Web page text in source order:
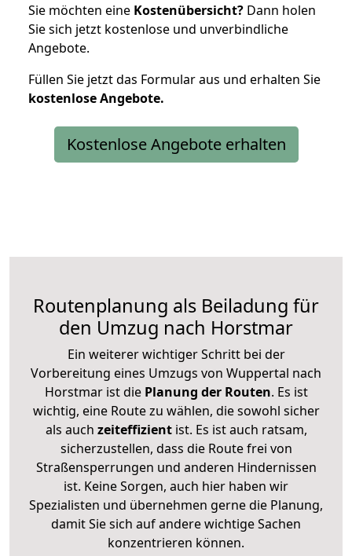
Sie möchten eine Kostenübersicht? Dann holen
Sie sich jetzt kostenlose und unverbindliche
Angebote.
Füllen Sie jetzt das Formular aus und erhalten Sie
kostenloseAngebote.
Kostenlose Angebote erhalten
Routenplanung als Beiladung für
den Umzug nach Horstmar
Ein weiterer wichtiger Schritt bei der
Vorbereitung eines Umzugs von Wuppertal nach
Horstmar ist diePlanung der Routen. Es ist
wichtig, eine Route zu wählen, die sowohl sicher
als auch zeiteffizientist. Es ist auch ratsam,
sicherzustellen, dass die Route frei von
Straßensperrungen und anderen Hindernissen
ist. Keine Sorgen, auch hier haben wir
Spezialisten und übernehmen gerne die Planung,
damit Sie sich auf andere wichtige Sachen
konzentrieren können.